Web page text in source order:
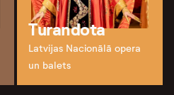
Turandota
Latvijas Nacionālā opera
un balets